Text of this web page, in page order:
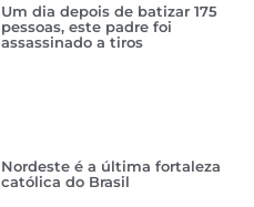
Um dia depois de batizar 175
pessoas, este padre foi
assassinado a tiros
Nordeste é a última fortaleza
católica do Brasil